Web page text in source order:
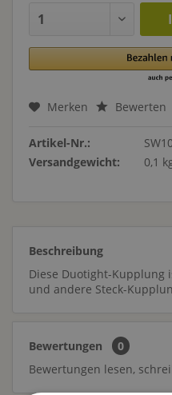
Merken Bewerten
Artikel-Nr.:
Versandgewicht:
0,1
Beschreibung
Diese Duotight-Kupplung
und andere Steck-
Bewertungen
0
Bewertungen lesen,